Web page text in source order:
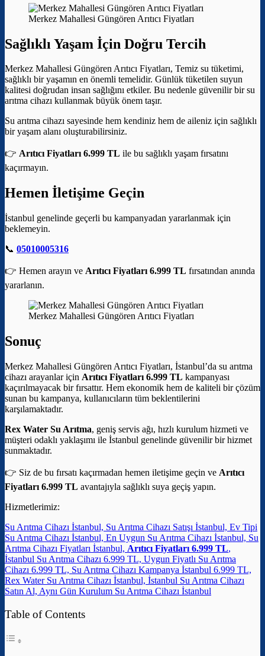
Merkez Mahallesi Güngören Arıtıcı Fiyatları
Sağlıklı Yaşam İçin Doğru Tercih
Merkez Mahallesi Güngören Arıtıcı Fiyatları, Temiz su tüketimi,
sağlıklı bir yaşamın en önemli temelidir. Günlük tüketilen suyun
kalitesi doğrudan insan sağlığını etkiler. Bu nedenle güvenilir bir su
arıtma cihazı kullanmak büyük önem taşır.
Su arıtma cihazı sayesinde hem kendiniz hem de aileniz için sağlıklı
bir yaşam alanı oluşturabilirsiniz.
👉 Arıtıcı Fiyatları 6.999 TL ile bu sağlıklı yaşam fırsatını
kaçırmayın.
Hemen İletişime Geçin
İstanbul genelinde geçerli bu kampanyadan yararlanmak için
beklemeyin.
📞 05010005316
👉 Hemen arayın ve Arıtıcı Fiyatları 6.999 TL fırsatından anında
yararlanın.
Merkez Mahallesi Güngören Arıtıcı Fiyatları
Sonuç
Merkez Mahallesi Güngören Arıtıcı Fiyatları, İstanbul’da su arıtma
cihazı arayanlar için Arıtıcı Fiyatları 6.999 TL kampanyası
kaçırılmayacak bir fırsattır. Hem ekonomik hem de kaliteli bir çözüm
sunan bu kampanya, kullanıcıların tüm beklentilerini
karşılamaktadır.
Rex Water Su Arıtma, geniş servis ağı, hızlı kurulum hizmeti ve
müşteri odaklı yaklaşımı ile İstanbul genelinde güvenilir bir hizmet
sunmaktadır.
👉 Siz de bu fırsatı kaçırmadan hemen iletişime geçin ve Arıtıcı
Fiyatları 6.999 TL avantajıyla sağlıklı suya geçiş yapın.
Hizmetlerimiz:
Su Arıtma Cihazı İstanbul, Su Arıtma Cihazı Satışı İstanbul, Ev Tipi
Su Arıtma Cihazı İstanbul, En Uygun Su Arıtma Cihazı İstanbul, Su
Arıtma Cihazı Fiyatları İstanbul, Arıtıcı Fiyatları 6.999 TL,
İstanbul Su Arıtma Cihazı 6.999 TL, Uygun Fiyatlı Su Arıtma
Cihazı 6.999 TL, Su Arıtma Cihazı Kampanya İstanbul 6.999 TL,
Rex Water Su Arıtma Cihazı İstanbul, İstanbul Su Arıtma Cihazı
Satın Al, Aynı Gün Kurulum Su Arıtma Cihazı İstanbul
Table of Contents